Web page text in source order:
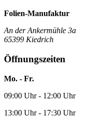
Folien-Manufaktur
An der Ankermühle 3a
65399 Kiedrich
Öffnungszeiten
Mo. - Fr.
09:00 Uhr - 12:00 Uhr
13:00 Uhr - 17:30 Uhr